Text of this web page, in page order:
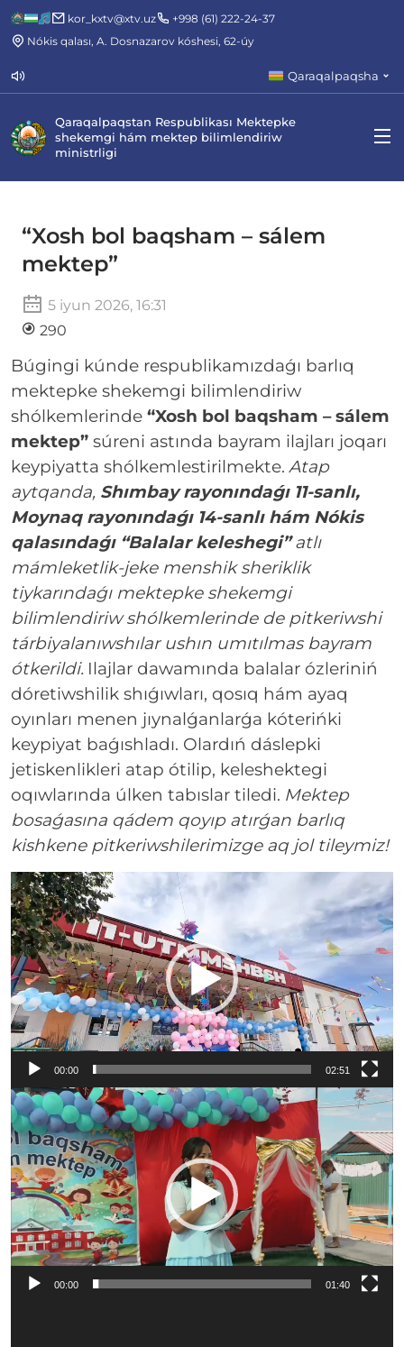
kor_kxtv@xtv.uz
+998 (61) 222-24-37
Nókis qalası, A. Dosnazarov kóshesi, 62-úy
Qaraqalpaqsha
Qaraqalpaqstan Respublikası Mektepke
shekemgi hám mektep bilimlendiriw
ministrligi
“Xosh bol baqsham – sálem
mektep”
5 iyun 2026, 16:31
290
Búgingi kúnde respublikamızdaǵı barlıq
mektepke shekemgi bilimlendiriw
shólkemlerinde “Xosh bol baqsham – sálem
mektep” súreni astında bayram ilajları joqarı
keypiyatta shólkemlestirilmekte. Atap
aytqanda, Shımbay rayonındaǵı 11-sanlı,
Moynaq rayonındaǵı 14-sanlı hám Nókis
qalasındaǵı “Balalar keleshegi”atlı
mámleketlik-jeke menshik sheriklik
tiykarındaǵı mektepke shekemgi
bilimlendiriw shólkemlerinde de pitkeriwshi
tárbiyalanıwshılar ushın umıtılmas bayram
ótkerildi. Ilajlar dawamında balalar ózleriniń
dóretiwshilik shıǵıwları, qosıq hám ayaq
oyınları menen jıynalǵanlarǵa kóterińki
keypiyat baǵıshladı. Olardıń dáslepki
jetiskenlikleri atap ótilip, keleshektegi
oqıwlarında úlken tabıslar tiledi. Mektep
bosaǵasına qádem qoyıp atırǵan barlıq
kishkene pitkeriwshilerimizge aq jol tileymiz!
Video
Player
00:00 02:51
Video
Player
00:00 01:40